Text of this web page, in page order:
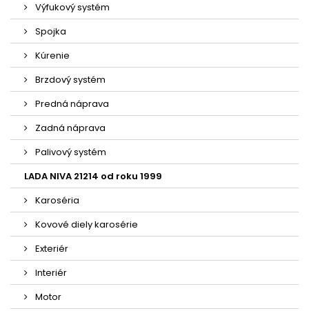
Výfukový systém
Spojka
Kúrenie
Brzdový systém
Predná náprava
Zadná náprava
Palivový systém
LADA NIVA 21214 od roku 1999
Karoséria
Kovové diely karosérie
Exteriér
Interiér
Motor